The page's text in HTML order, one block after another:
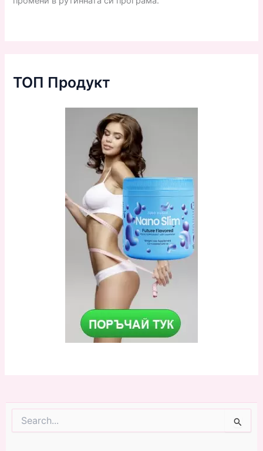
ТОП Продукт
for: